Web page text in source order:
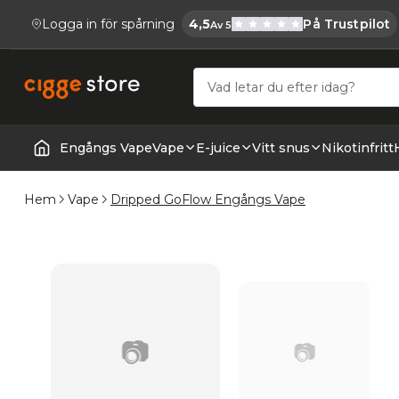
Logga in för spårning
Cigge.se Har
4,5Av 5 På Trustpilot
Köp E-cigg, E-juice, Snus & Vape
Startsida | Vapes
Engångs VapeVape E-juice Vitt snus Nikotinfritt
Hem Vape Dripped GoFlow Engångs Vape
📷 📷